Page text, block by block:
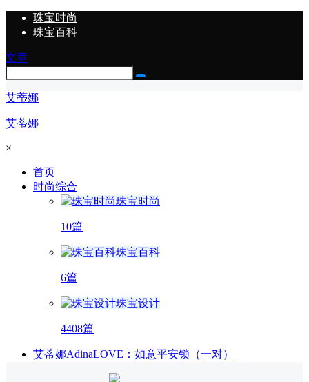
珠宝时尚
珠宝百科
文章
艾蒂娜
艾蒂娜
×
首页
时尚综合
珠宝时尚
10篇
珠宝百科
6篇
珠宝设计
4408篇
艾蒂娜AdinaLOVE：如意平安锁（一对）